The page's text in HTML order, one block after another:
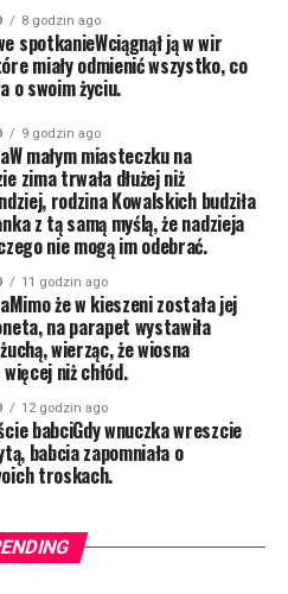
8 godzin ago
spotkanieWciągnął ją w wir
miały odmienić wszystko, co
o swoim życiu.
9 godzin ago
małym miasteczku na
zima trwała dłużej niż
rodzina Kowalskich budziła
z tą samą myślą, że nadzieja
nie mogą im odebrać.
11 godzin ago
że w kieszeni została jej
na parapet wystawiła
wierząc, że wiosna
niż chłód.
12 godzin ago
babciGdy wnuczka wreszcie
babcia zapomniała o
troskach.